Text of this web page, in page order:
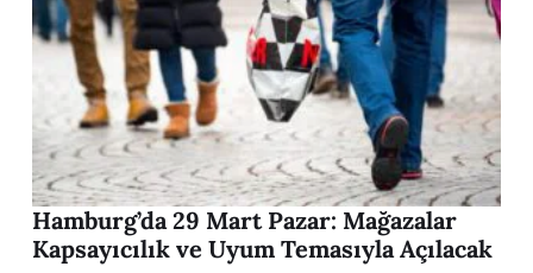
Hamburg’da 29 Mart Pazar: Mağazalar
Kapsayıcılık ve Uyum Temasıyla Açılacak